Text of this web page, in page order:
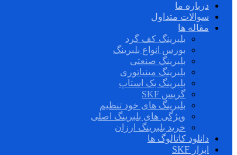
درباره ما
سوالات متداول
مقاله ها
بلبرینگ کف گرد
بورس انواع بلبرینگ
بلبرینگ صنعتی
بلبرینگ مینیاتوری
بلبرینگ بک استاپ
گریس SKF
بلبرینگ های خود تنظیم
ویژگی های بلبرینگ اصلی
خرید بلبرینگ ارزان
دانلود کاتالوگ ها
ابزار SKF